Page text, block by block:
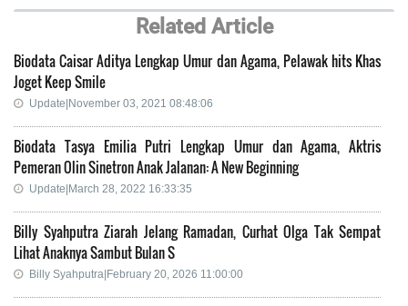
Related Article
Biodata Caisar Aditya Lengkap Umur dan Agama, Pelawak hits Khas
Joget Keep Smile
Update|November 03, 2021 08:48:06
Biodata Tasya Emilia Putri Lengkap Umur dan Agama, Aktris
Pemeran Olin Sinetron Anak Jalanan: A New Beginning
Update|March 28, 2022 16:33:35
Billy Syahputra Ziarah Jelang Ramadan, Curhat Olga Tak Sempat
Lihat Anaknya Sambut Bulan S
Billy Syahputra|February 20, 2026 11:00:00